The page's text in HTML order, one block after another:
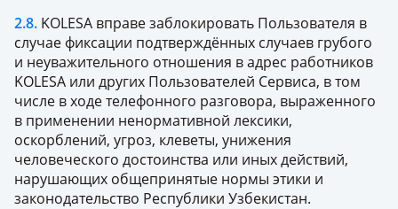
2.8. KOLESA вправе заблокировать Пользователя в
случае фиксации подтверждённых случаев грубого
и неуважительного отношения в адрес работников
KOLESA или других Пользователей Сервиса, в том
числе в ходе телефонного разговора, выраженного
в применении ненормативной лексики,
оскорблений, угроз, клеветы, унижения
человеческого достоинства или иных действий,
нарушающих общепринятые нормы этики и
законодательство Республики Узбекистан.